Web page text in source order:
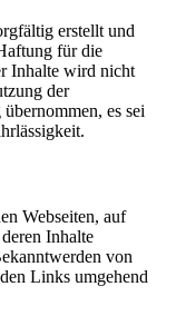
erstellt und
für die
Inhalte wird nicht
der
es sei
Webseiten, auf
Inhalte
von
Links umgehend